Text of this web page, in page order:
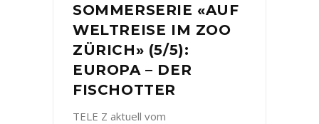
SOMMERSERIE «AUF
WELTREISE IM ZOO
ZÜRICH» (5/5):
EUROPA – DER
FISCHOTTER
TELE Z aktuell vom